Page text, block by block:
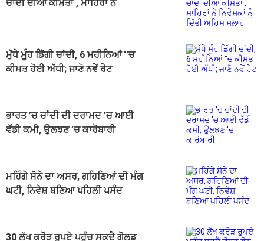
ਚਾਂਦੀ ਦੀਆਂ ਕੀਮਤਾਂ , ਮਾਹਿਰਾਂ ਨੇ
ਮੁੱਧੇ ਮੂੰਹ ਡਿੱਗੀ ਚਾਂਦੀ, 6 ਮਹੀਨਿਆਂ ''ਚ
ਕੀਮਤ ਹੋਈ ਅੱਧੀ; ਜਾਣੋ ਨਵੇਂ ਰੇਟ
ਭਾਰਤ ’ਚ ਚਾਂਦੀ ਦੀ ਦਰਾਮਦ ’ਚ ਆਈ
ਵੱਡੀ ਕਮੀ, ਉਲਝਣ ’ਚ ਕਾਰੋਬਾਰੀ
ਮਹਿੰਗੇ ਸੋਨੇ ਦਾ ਅਸਰ, ਗਹਿਣਿਆਂ ਦੀ ਮੰਗ
ਘਟੀ, ਨਿਵੇਸ਼ ਬਣਿਆ ਪਹਿਲੀ ਪਸੰਦ
30 ਲੱਖ ਕਰੋੜ ਰੁਪਏ ਪਹੁੰਚ ਸਕਦੈ ਗੋਲਡ